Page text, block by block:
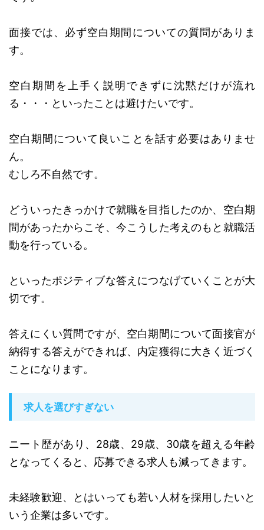
面接では、必ず空白期間についての質問がありま
す。
空白期間を上手く説明できずに沈黙だけが流れ
る・・・といったことは避けたいです。
空白期間について良いことを話す必要はありませ
ん。
むしろ不自然です。
どういったきっかけで就職を目指したのか、空白期
間があったからこそ、今こうした考えのもと就職活
動を行っている。
といったポジティブな答えにつなげていくことが大
切です。
答えにくい質問ですが、空白期間について面接官が
納得する答えができれば、内定獲得に大きく近づく
ことになります。
求人を選びすぎない
ニート歴があり、28歳、29歳、30歳を超える年齢
となってくると、応募できる求人も減ってきます。
未経験歓迎、とはいっても若い人材を採用したいと
いう企業は多いです。